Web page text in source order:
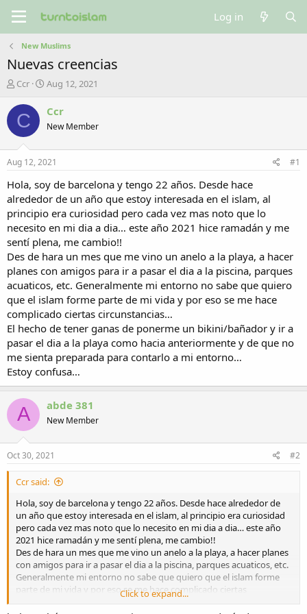
Log in
New Muslims
Nuevas creencias
T
r
e
a
t
a
t
e
r
Ccr
S
a
t
a
t
e
Aug 12, 2021
C Ccr
New Member
Aug 12, 2021 #1
Hola, soy de barcelona y tengo 22 años. Desde hace
alrededor de un año que estoy interesada en el islam, al
principio era curiosidad pero cada vez mas noto que lo
necesito en mi dia a dia… este año 2021 hice ramadán y me
sentí plena, me cambio!!
Des de hara un mes que me vino un anelo a la playa, a hacer
planes con amigos para ir a pasar el dia a la piscina, parques
acuaticos, etc. Generalmente mi entorno no sabe que quiero
que el islam forme parte de mi vida y por eso se me hace
complicado ciertas circunstancias…
El hecho de tener ganas de ponerme un bikini/bañador y ir a
pasar el dia a la playa como hacia anteriormente y de que no
me sienta preparada para contarlo a mi entorno…
Estoy confusa…
A abde 381
New Member
Oct 30, 2021 #2
Ccr said:
Hola, soy de barcelona y tengo 22 años. Desde hace alrededor de
un año que estoy interesada en el islam, al principio era curiosidad
pero cada vez mas noto que lo necesito en mi dia a dia… este año
2021 hice ramadán y me sentí plena, me cambio!!
Des de hara un mes que me vino un anelo a la playa, a hacer planes
con amigos para ir a pasar el dia a la piscina, parques acuaticos, etc.
Generalmente mi entorno no sabe que quiero que el islam forme
parte de mi vida y por eso se me hace complicado ciertas
Click to expand...